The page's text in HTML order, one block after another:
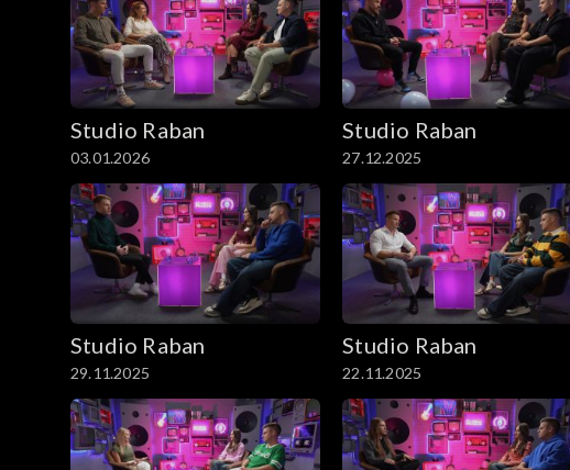
Studio Raban
03.01.2026
Studio Raban
27.12.2025
Studio Raban
29.11.2025
Studio Raban
22.11.2025